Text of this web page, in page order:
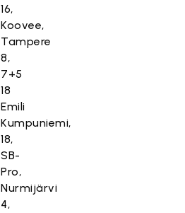
16,
Koovee,
Tampere
8,
7+5
18
Emili
Kumpuniemi,
18,
SB-
Pro,
Nurmijärvi
4,